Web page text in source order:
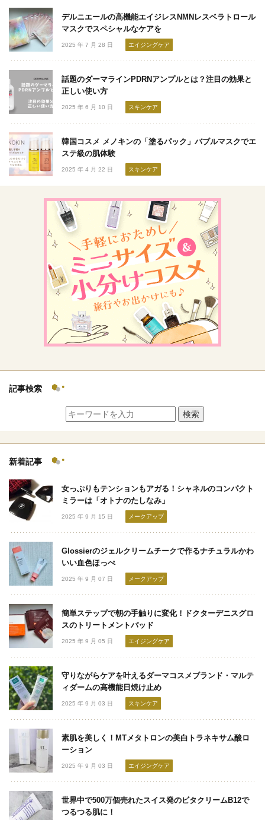
デルニエールの高機能エイジレスNMNレスベラトロール
マスクでスペシャルなケアを
2025 年 7 月 28 日 エイジングケア
話題のダーマラインPDRNアンプルとは？注目の効果と
正しい使い方
2025 年 6 月 10 日 スキンケア
韓国コスメ メノキンの「塗るパック」バブルマスクでエ
ステ級の肌体験
2025 年 4 月 22 日 スキンケア
記事検索
検索
新着記事
女っぷりもテンションもアガる！シャネルのコンパクト
ミラーは「オトナのたしなみ」
2025 年 9 月 15 日 メークアップ
Glossierのジェルクリームチークで作るナチュラルかわ
いい血色ほっぺ
2025 年 9 月 07 日 メークアップ
簡単ステップで朝の手触りに変化！ドクターデニスグロ
スのトリートメントパッド
2025 年 9 月 05 日 エイジングケア
守りながらケアを叶えるダーマコスメブランド・マルテ
ィダームの高機能日焼け止め
2025 年 9 月 03 日 スキンケア
素肌を美しく！MTメタトロンの美白トラネキサム酸ロ
ーション
2025 年 9 月 03 日 エイジングケア
世界中で500万個売れたスイス発のビタクリームB12で
つるつる肌に！